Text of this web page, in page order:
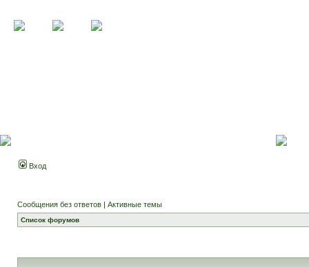
Вход
Сообщения без ответов | Активные темы
Список форумов